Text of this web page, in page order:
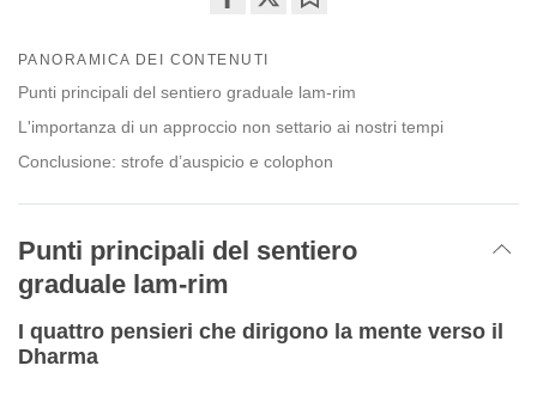
on
facebook
PANORAMICA DEI CONTENUTI
Punti principali del sentiero graduale lam-rim
L'importanza di un approccio non settario ai nostri tempi
Conclusione: strofe d’auspicio e colophon
Punti principali del sentiero
graduale lam-rim
I quattro pensieri che dirigono la mente verso il
Dharma